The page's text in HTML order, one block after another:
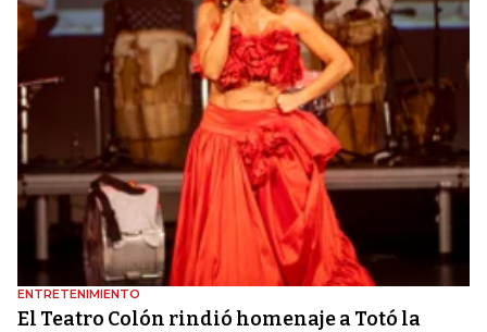
ENTRETENIMIENTO
El Teatro Colón rindió homenaje a Totó la